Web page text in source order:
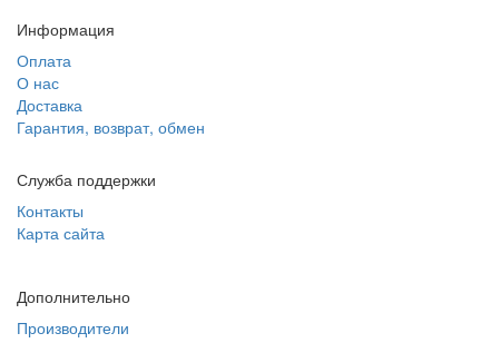
Информация
Оплата
О нас
Доставка
Гарантия, возврат, обмен
Служба поддержки
Контакты
Карта сайта
Дополнительно
Производители